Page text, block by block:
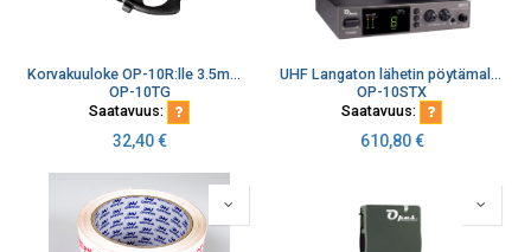
Korvakuuloke OP-10R:lle 3.5mm Jack
OP-10TG
Saatavuus:
32,40€
UHF Langaton lähetin pöytämalli 863-865MHz, 16ch, 2tuloa
OP-10STX
Saatavuus:
610,80€